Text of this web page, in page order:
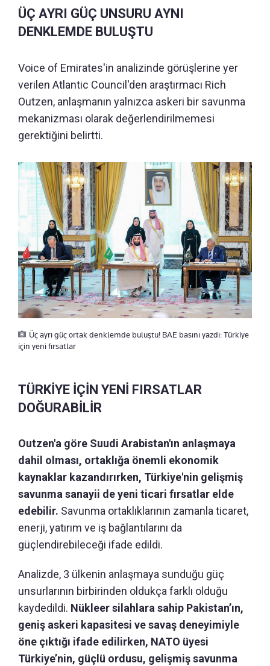
ÜÇ AYRI GÜÇ UNSURU AYNI
DENKLEMDE BULUŞTU
Voice of Emirates'in analizinde görüşlerine yer
verilen Atlantic Council'den araştırmacı Rich
Outzen, anlaşmanın yalnızca askeri bir savunma
mekanizması olarak değerlendirilmemesi
gerektiğini belirtti.
Üç ayrı güç ortak denklemde buluştu! BAE basını yazdı: Türkiye
için yeni fırsatlar
TÜRKİYE İÇİN YENİ FIRSATLAR
DOĞURABİLİR
Outzen'a göre Suudi Arabistan'ın anlaşmaya
dahil olması, ortaklığa önemli ekonomik
kaynaklar kazandırırken, Türkiye'nin gelişmiş
savunma sanayii de yeni ticari fırsatlar elde
edebilir. Savunma ortaklıklarının zamanla ticaret,
enerji, yatırım ve iş bağlantılarını da
güçlendirebileceği ifade edildi.
Analizde, 3 ülkenin anlaşmaya sunduğu güç
unsurlarının birbirinden oldukça farklı olduğu
kaydedildi. Nükleer silahlara sahip Pakistan’ın,
geniş askeri kapasitesi ve savaş deneyimiyle
öne çıktığı ifade edilirken, NATO üyesi
Türkiye’nin, güçlü ordusu, gelişmiş savunma